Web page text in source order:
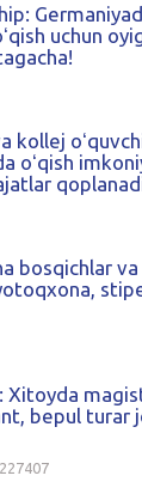
uchun
kollej
oʻqish
bosqichlar
Xitoyda
bepul turar